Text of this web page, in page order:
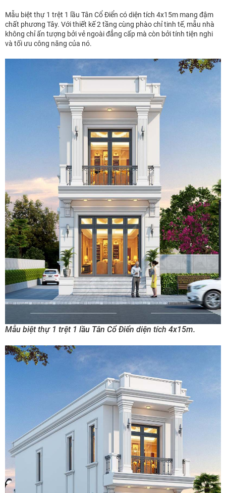
Mẫu biệt thự 1 trệt 1 lầu Tân Cổ Điển có diện tích 4x15m mang đậm
chất phương Tây. Với thiết kế 2 tầng cùng phào chỉ tinh tế, mẫu nhà
không chỉ ấn tượng bởi vẻ ngoài đẳng cấp mà còn bởi tính tiện nghi
và tối ưu công năng của nó.
Mẫu biệt thự 1 trệt 1 lầu Tân Cổ Điển diện tích 4x15m.